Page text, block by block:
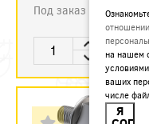
Под заказ
на нашем
ваших
числе
Я